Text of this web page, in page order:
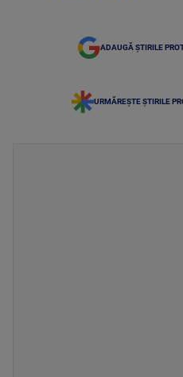
ADAUGĂ ȘTIRILE
URMĂREȘTE ȘTIRILE